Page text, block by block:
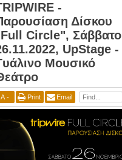
-
Δίσκου
Circle", Σάββατο
UpStage -
Μουσικό
A - Print Email